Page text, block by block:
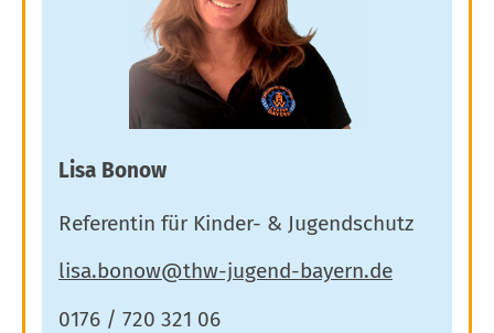
Lisa Bonow
Referentin für Kinder- & Jugendschutz
0176 / 720 321 06